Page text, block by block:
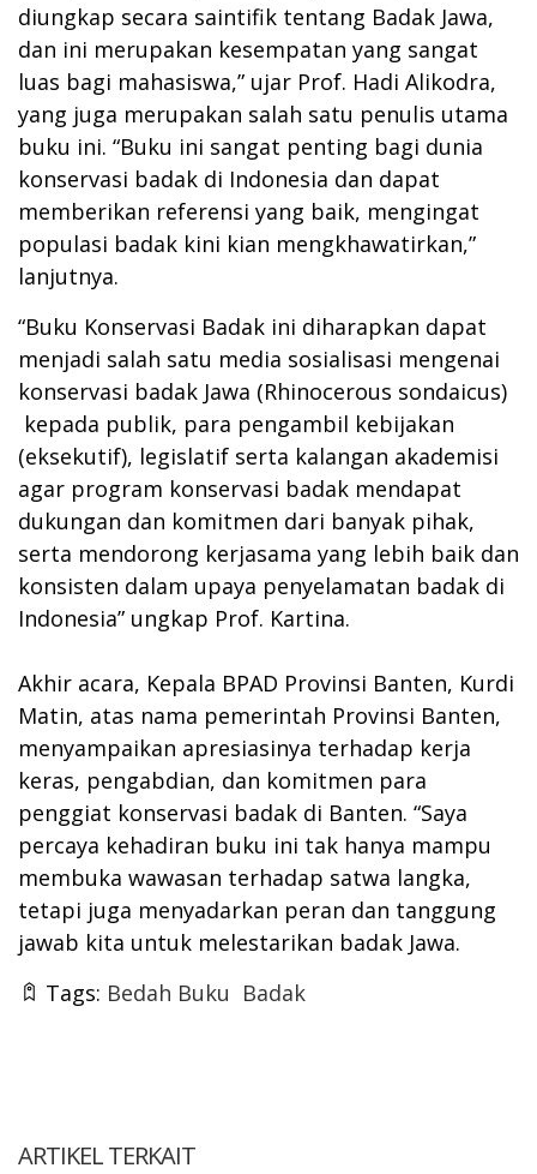
diungkap secara saintifik tentang Badak Jawa,
dan ini merupakan kesempatan yang sangat
luas bagi mahasiswa,” ujar Prof. Hadi Alikodra,
yang juga merupakan salah satu penulis utama
buku ini. “Buku ini sangat penting bagi dunia
konservasi badak di Indonesia dan dapat
memberikan referensi yang baik, mengingat
populasi badak kini kian mengkhawatirkan,”
lanjutnya.
“Buku Konservasi Badak ini diharapkan dapat
menjadi salah satu media sosialisasi mengenai
konservasi badak Jawa (Rhinocerous sondaicus)
kepada publik, para pengambil kebijakan
(eksekutif), legislatif serta kalangan akademisi
agar program konservasi badak mendapat
dukungan dan komitmen dari banyak pihak,
serta mendorong kerjasama yang lebih baik dan
konsisten dalam upaya penyelamatan badak di
Indonesia” ungkap Prof. Kartina.
Akhir acara, Kepala BPAD Provinsi Banten, Kurdi
Matin, atas nama pemerintah Provinsi Banten,
menyampaikan apresiasinya terhadap kerja
keras, pengabdian, dan komitmen para
penggiat konservasi badak di Banten. “Saya
percaya kehadiran buku ini tak hanya mampu
membuka wawasan terhadap satwa langka,
tetapi juga menyadarkan peran dan tanggung
jawab kita untuk melestarikan badak Jawa.
Tags: Bedah Buku Badak
ARTIKEL TERKAIT